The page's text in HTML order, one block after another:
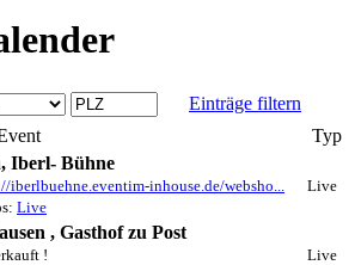
Einträge filtern
Typ
Iberl- Bühne
iberlbuehne.eventim-inhouse.de/websho...
Live
Live
, Gasthof zu Post
!
Live